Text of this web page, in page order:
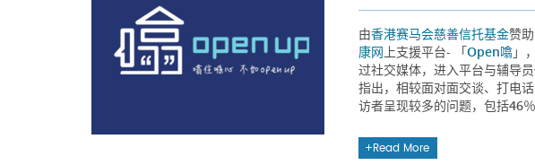
由香港赛马会慈善信托基金赞
康网 上支援平台- 「Open噏」
过社交媒体，进入平台与辅导
指出，相较面对面交谈、打电
访者呈现较多的问题，包括46
Read More